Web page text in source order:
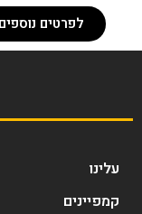
לפרטים נוספים
עלינו
קמפיינים